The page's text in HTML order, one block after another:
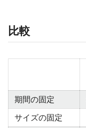
比較
期間の固定
サイズの固定